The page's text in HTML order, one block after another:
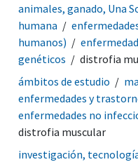
animales, ganado, Una
humana
humanos)
genéticos
distrofia
ámbitos de estudio
enfermedades y
enfermedades no
distrofia muscular
investigación,